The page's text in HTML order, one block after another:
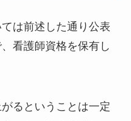
は前述した通り公表
看護師資格を保有し
るということは一定